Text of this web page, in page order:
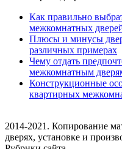
Как правильно
межкомнатных
Плюсы и минусы
различных примерах
Чему отдать
межкомнатным
Конструкционные
квартирных
2014-2021. Копирование
дверях, установке и